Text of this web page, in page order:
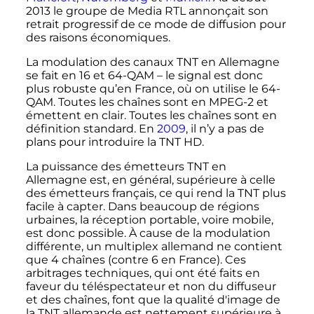
2013 le groupe de Media RTL annonçait son
retrait progressif de ce mode de diffusion pour
des raisons économiques.
La modulation des canaux TNT en Allemagne
se fait en 16 et 64-QAM – le signal est donc
plus robuste qu’en France, où on utilise le 64-
QAM. Toutes les chaînes sont en MPEG-2 et
émettent en clair. Toutes les chaînes sont en
définition standard. En 2009, il n’y a pas de
plans pour introduire la TNT HD.
La puissance des émetteurs TNT en
Allemagne est, en général, supérieure à celle
des émetteurs français, ce qui rend la TNT plus
facile à capter. Dans beaucoup de régions
urbaines, la réception portable, voire mobile,
est donc possible. À cause de la modulation
différente, un multiplex allemand ne contient
que 4 chaînes (contre 6 en France). Ces
arbitrages techniques, qui ont été faits en
faveur du téléspectateur et non du diffuseur
et des chaînes, font que la qualité d'image de